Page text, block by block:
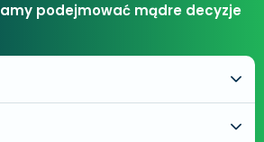
podejmować mądre decyzje